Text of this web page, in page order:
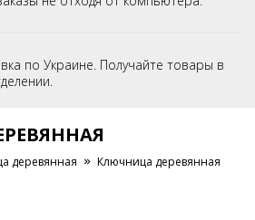
по Украине. Получайте товары в
деревянная Ключница деревянная